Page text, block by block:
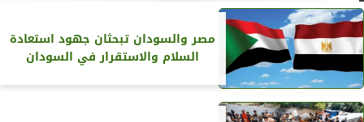
مصر والسودان تبحثان جهود استعادة
السلام والاستقرار في السودان